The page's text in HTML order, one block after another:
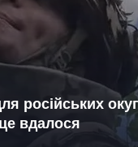
російських
вдалося